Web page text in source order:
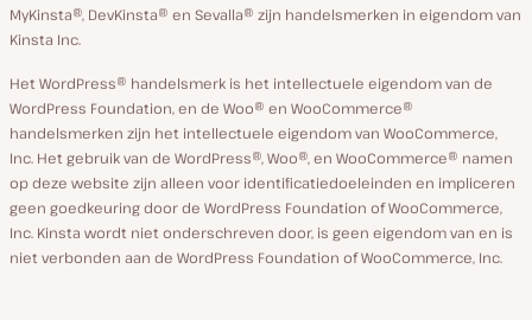
MyKinsta®, DevKinsta® en Sevalla® zijn handelsmerken in eigendom van
Kinsta Inc.
Het WordPress® handelsmerk is het intellectuele eigendom van de
WordPress Foundation, en de Woo® en WooCommerce®
handelsmerken zijn het intellectuele eigendom van WooCommerce,
Inc. Het gebruik van de WordPress®, Woo®, en WooCommerce® namen
op deze website zijn alleen voor identificatiedoeleinden en impliceren
geen goedkeuring door de WordPress Foundation of WooCommerce,
Inc. Kinsta wordt niet onderschreven door, is geen eigendom van en is
niet verbonden aan de WordPress Foundation of WooCommerce, Inc.